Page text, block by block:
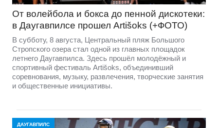
От волейбола и бокса до пенной дискотеки:
в Даугавпилсе прошел Artišoks (+ФОТО)
В субботу, 8 августа, Центральный пляж Большого
Стропского озера стал одной из главных площадок
летнего Даугавпилса. Здесь прошёл молодёжный и
спортивный фестиваль Artišoks, объединивший
соревнования, музыку, развлечения, творческие занятия
и общественные инициативы.
ДАУГАВПИЛС